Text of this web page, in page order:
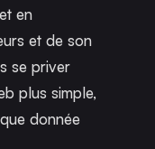
en
et de son
se priver
plus simple,
donnée